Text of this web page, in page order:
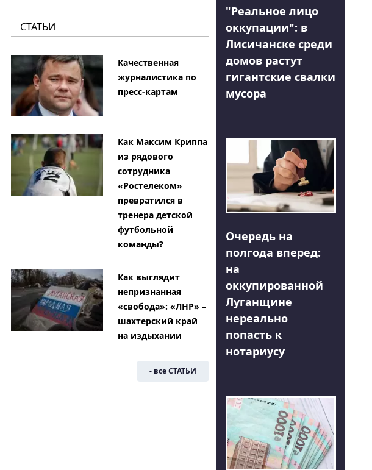
СТАТЬИ
Качественная
журналистика по
пресс-картам
Как Максим Криппа
из рядового
сотрудника
«Ростелеком»
превратился в
тренера детской
футбольной
команды?
Как выглядит
непризнанная
«свобода»: «ЛНР» –
шахтерский край
на издыхании
- все СТАТЬИ
"Реальное лицо
оккупации": в
Лисичанске среди
домов растут
гигантские свалки
мусора
Очередь на
полгода вперед:
на
оккупированной
Луганщине
нереально
попасть к
нотариусу